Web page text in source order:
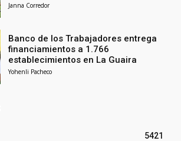
Janna Corredor
Banco de los Trabajadores entrega
financiamientos a 1.766
establecimientos en La Guaira
Yohenli Pacheco
5421